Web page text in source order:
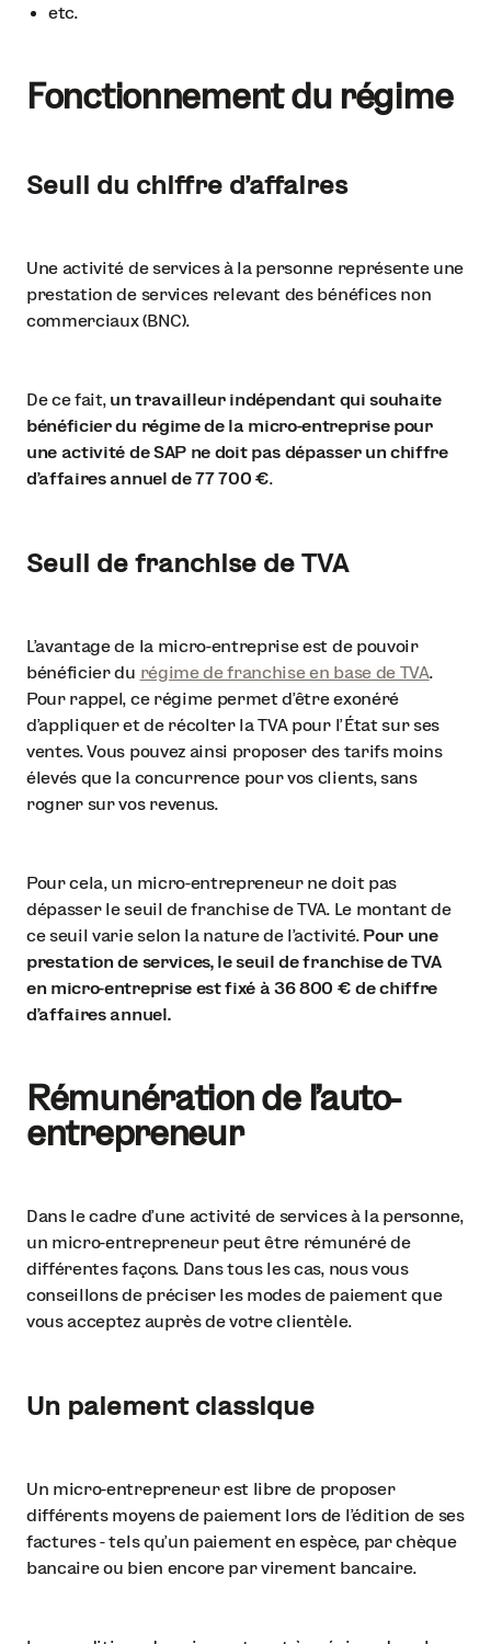
etc.
Fonctionnement du régime
Seuil du chiffre d’affaires
Une activité de services à la personne représente une
prestation de services relevant des bénéfices non
commerciaux (BNC).
De ce fait, un travailleur indépendant qui souhaite
bénéficier du régime de la micro-entreprise pour
une activité de SAP ne doit pas dépasser un chiffre
d’affaires annuel de 77 700 €.
Seuil de franchise de TVA
L’avantage de la micro-entreprise est de pouvoir
bénéficier du régime de franchise en base de TVA.
Pour rappel, ce régime permet d’être exonéré
d’appliquer et de récolter la TVA pour l’État sur ses
ventes. Vous pouvez ainsi proposer des tarifs moins
élevés que la concurrence pour vos clients, sans
rogner sur vos revenus.
Pour cela, un micro-entrepreneur ne doit pas
dépasser le seuil de franchise de TVA. Le montant de
ce seuil varie selon la nature de l’activité. Pour une
prestation de services, le seuil de franchise de TVA
en micro-entreprise est fixé à 36 800 € de chiffre
d’affaires annuel.
Rémunération de l'auto-
entrepreneur
Dans le cadre d’une activité de services à la personne,
un micro-entrepreneur peut être rémunéré de
différentes façons. Dans tous les cas, nous vous
conseillons de préciser les modes de paiement que
vous acceptez auprès de votre clientèle.
Un paiement classique
Un micro-entrepreneur est libre de proposer
différents moyens de paiement lors de l’édition de ses
factures - tels qu’un paiement en espèce, par chèque
bancaire ou bien encore par virement bancaire.